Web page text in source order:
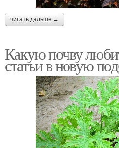
читать дальше →
Какую почву
статьи в новую